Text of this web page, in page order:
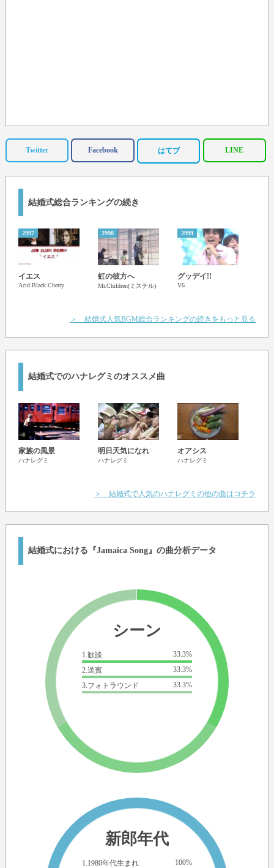
Twitter Facebook はてブ LINE
結婚式総合ランキングの続き
2997
イエス
Acid Black Cherry
2998
虹の彼方へ
Mr.Children(ミスチル)
2999
グッデイ!!
V6
＞ 結婚式人気BGM総合ランキングの続きをもっと見る
結婚式でのハナレグミのオススメ曲
家族の風景
ハナレグミ
明日天気になれ
ハナレグミ
オアシス
ハナレグミ
＞ 結婚式で人気のハナレグミの他の曲はコチラ
結婚式における『Jamaica Song』の曲分析データ
シーン
1.歓談
33.3%
2.送賓
33.3%
3.フォトラウンド
33.3%
新郎年代
1.1980年代生まれ 100%